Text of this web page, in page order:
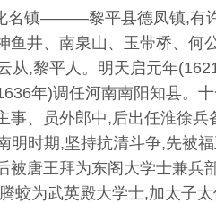
名镇―――黎平县德凤镇,有
鱼井、南泉山、玉带桥、何
从,黎平人。明天启元年
年)调任河南南阳知县。
事、员外郎中,后出任淮徐兵
明时期,坚持抗清斗争,先被
被唐王拜为东阁大学士兼兵
蛟为武英殿大学士,加太子